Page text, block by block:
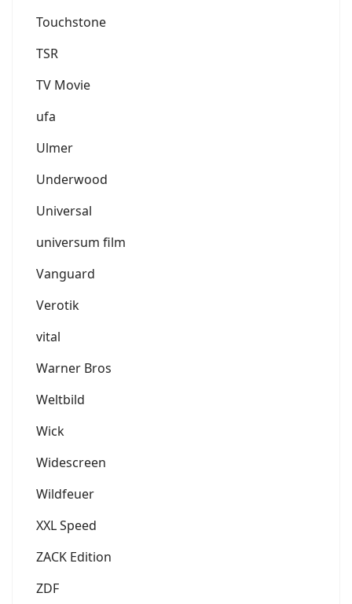
Touchstone
TSR
TV Movie
ufa
Ulmer
Underwood
Universal
universum film
Vanguard
Verotik
vital
Warner Bros
Weltbild
Wick
Widescreen
Wildfeuer
XXL Speed
ZACK Edition
ZDF